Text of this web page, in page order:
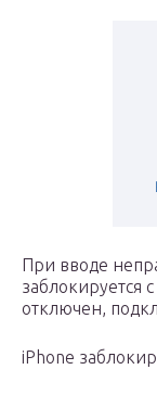
При вводе
заблокируется
отключен,
iPhone